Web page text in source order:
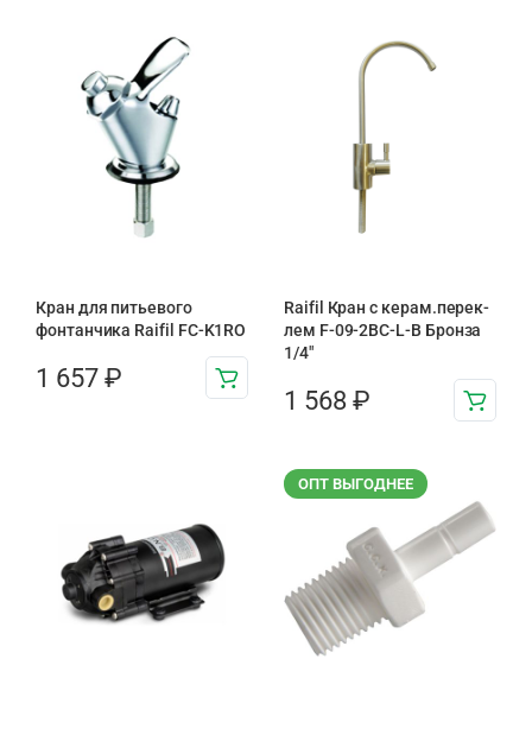
Кран для питьевого
фонтанчика Raifil FC-K1RO
1 657 ₽
Raifil Кран с керам.перек-
лем F-09-2BC-L-B Бронза
1/4″
1 568 ₽
ОПТ ВЫГОДНЕЕ